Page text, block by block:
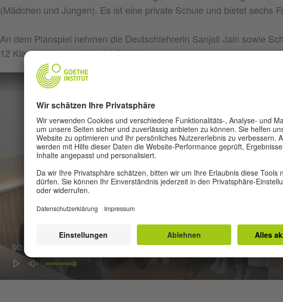
(Mädchen und Jungen). Es ist eine private Schule und bietet sechs
An dem Planspiel nehmen die Deutschlehrerin Sanjoli Jain sowie
12 Klasse (Niveaustufen A2/B1) teil.
00:01